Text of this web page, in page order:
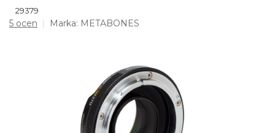
29379
Średnia
5 ocen Marka: METABONES